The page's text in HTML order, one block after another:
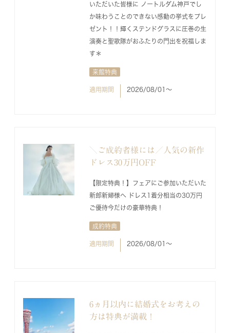
いただいた皆様に ノートルダム神戸でし
か味わうことのできない感動の挙式をプレ
ゼント！！輝くステンドグラスに圧巻の生
演奏と聖歌隊がおふたりの門出を祝福しま
す＊
来館特典
適用期間 2026/08/01〜
＼ご成約者様には／人気の新作
ドレス30万円OFF
【限定特典！】フェアにご参加いただいた
新郎新婦様へ ドレス1着分相当の30万円
ご優待今だけの豪華特典！
成約特典
適用期間 2026/08/01〜
6ヵ月以内に結婚式をお考えの
方は特典が満載！